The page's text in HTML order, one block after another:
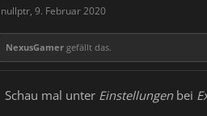
nullptr, 9. Februar 2020
NexusGamer gefällt das.
Schau mal unter Einstellungen bei